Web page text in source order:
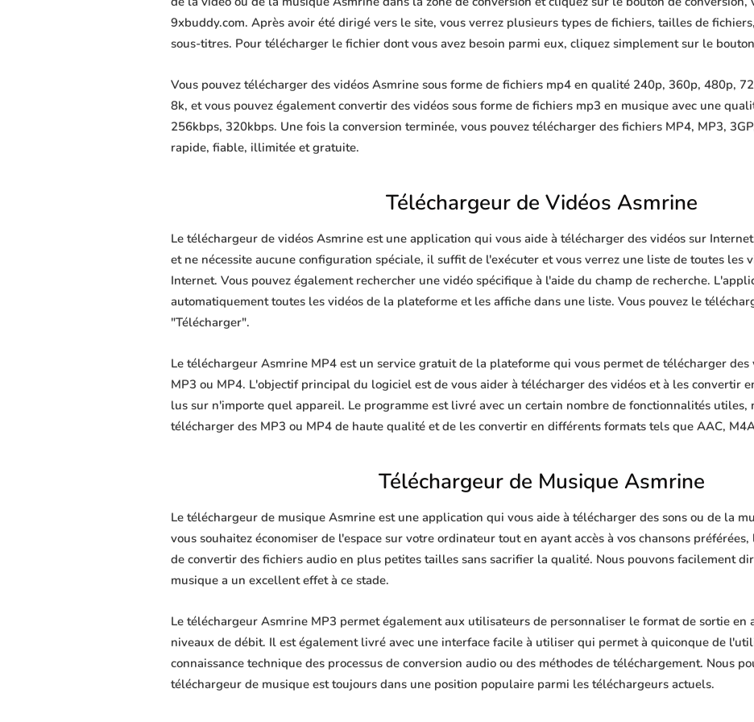
9xbuddy.com. Après avoir été dirigé vers le site, vous verrez plusieurs types de fichiers, tailles de
sous-titres. Pour télécharger le fichier dont vous avez besoin parmi eux, cliquez simplement sur le
Vous pouvez télécharger des vidéos Asmrine sous forme de fichiers mp4 en qualité 240p, 360p, 480p,
8k, et vous pouvez également convertir des vidéos sous forme de fichiers mp3 en musique avec une
256kbps, 320kbps. Une fois la conversion terminée, vous pouvez télécharger des fichiers MP4, MP3,
rapide, fiable, illimitée et gratuite.
Téléchargeur de Vidéos Asmrine
Le téléchargeur de vidéos Asmrine est une application qui vous aide à télécharger des vidéos sur
et ne nécessite aucune configuration spéciale, il suffit de l'exécuter et vous verrez une liste de toutes les
Internet. Vous pouvez également rechercher une vidéo spécifique à l'aide du champ de recherche.
automatiquement toutes les vidéos de la plateforme et les affiche dans une liste. Vous pouvez le
"Télécharger".
Le téléchargeur Asmrine MP4 est un service gratuit de la plateforme qui vous permet de télécharger des
MP3 ou MP4. L'objectif principal du logiciel est de vous aider à télécharger des vidéos et à les convertir
lus sur n'importe quel appareil. Le programme est livré avec un certain nombre de fonctionnalités
télécharger des MP3 ou MP4 de haute qualité et de les convertir en différents formats tels que AAC,
Téléchargeur de Musique Asmrine
Le téléchargeur de musique Asmrine est une application qui vous aide à télécharger des sons ou de la
vous souhaitez économiser de l'espace sur votre ordinateur tout en ayant accès à vos chansons
de convertir des fichiers audio en plus petites tailles sans sacrifier la qualité. Nous pouvons facilement
musique a un excellent effet à ce stade.
Le téléchargeur Asmrine MP3 permet également aux utilisateurs de personnaliser le format de sortie
niveaux de débit. Il est également livré avec une interface facile à utiliser qui permet à quiconque de
connaissance technique des processus de conversion audio ou des méthodes de téléchargement. Nous
téléchargeur de musique est toujours dans une position populaire parmi les téléchargeurs actuels.